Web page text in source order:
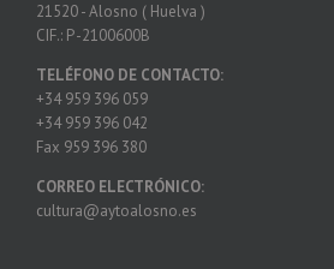
21520 - Alosno ( Huelva )
CIF.: P -2100600B
TELÉFONO DE CONTACTO:
+34 959 396 059
+34 959 396 042
Fax 959 396 380
CORREO ELECTRÓNICO:
cultura@aytoalosno.es